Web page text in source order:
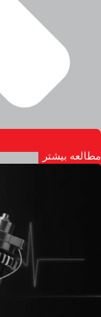
مطالعه بیشتر